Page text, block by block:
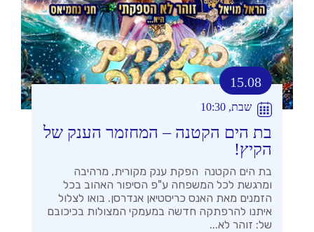
15.08
שבת, 10:30
בת הים הקטנה – המחזמר הענק של
הקיץ!
בת הים הקטנה הפקת ענק מקורית, מרהיבה
ומרגשת לכל המשפחה ע"פ הסיפור האהוב בכל
הזמנים מאת האנס כריסטיאן אנדרסן. בואו לצלול
איתנו להרפתקה חדשה במעמקי המצולות בכיכובם
של: זוהר לא...